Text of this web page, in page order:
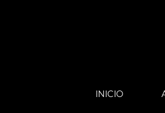
INICIO